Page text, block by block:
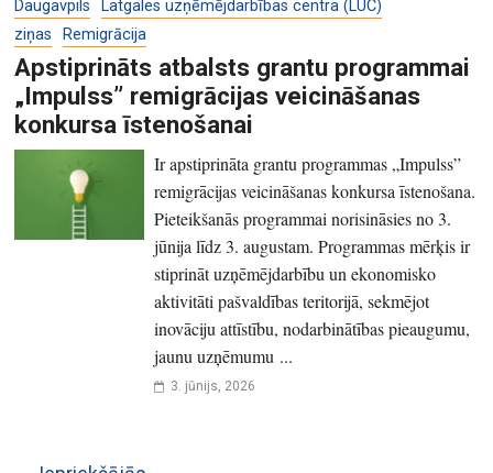
Daugavpils
Latgales uzņēmējdarbības centra (LUC)
ziņas
Remigrācija
Apstiprināts atbalsts grantu programmai
„Impulss” remigrācijas veicināšanas
konkursa īstenošanai
Ir apstiprināta grantu programmas „Impulss”
remigrācijas veicināšanas konkursa īstenošana.
Pieteikšanās programmai norisināsies no 3.
jūnija līdz 3. augustam. Programmas mērķis ir
stiprināt uzņēmējdarbību un ekonomisko
aktivitāti pašvaldības teritorijā, sekmējot
inovāciju attīstību, nodarbinātības pieaugumu,
jaunu uzņēmumu ...
3. jūnijs, 2026